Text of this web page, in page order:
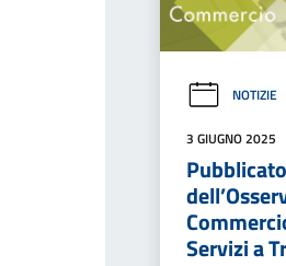
NOTIZIE
3 GIUGNO 2025
Servizi a